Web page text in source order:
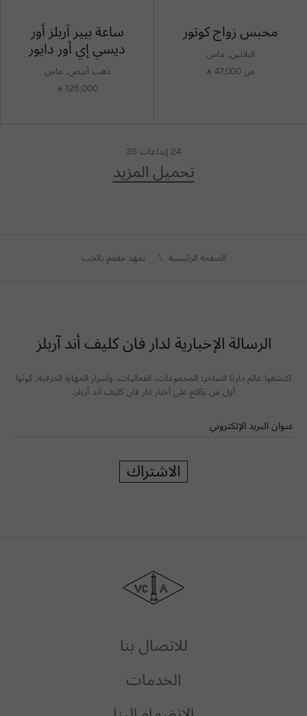
محبس زواج كوتور
البلاتين, ماس
من 47,000
⃁
ساعة بيير آربلز أور
ديسي إي أور دايور
ذهب أبيض, ماس
125,000
⃁
24 إبداعات 35
تحميل المزيد
الصفحة الرئيسية تعهد مفعم بالحب
الرسالة الإخبارية لدار فان كليف أند آربلز
اكتشفوا عالم دارنا الساحر: المجموعات، الفعاليات، وأسرار المهارة الحرفية. كونوا
أول من يطّلع على أخبار دار فان كليف آند آربلز.
عنوان البريد الإلكتروني
فان
كليف
آربلز
للاتصال بنا
الخدمات